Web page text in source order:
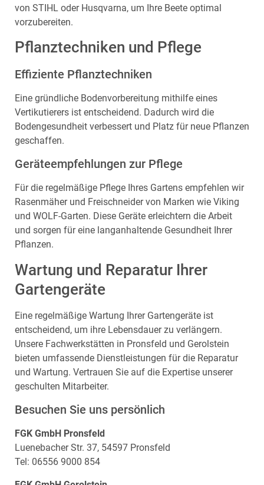
von STIHL oder Husqvarna, um Ihre Beete optimal
vorzubereiten.
Pflanztechniken und Pflege
Effiziente Pflanztechniken
Eine gründliche Bodenvorbereitung mithilfe eines
Vertikutierers ist entscheidend. Dadurch wird die
Bodengesundheit verbessert und Platz für neue Pflanzen
geschaffen.
Geräteempfehlungen zur Pflege
Für die regelmäßige Pflege Ihres Gartens empfehlen wir
Rasenmäher und Freischneider von Marken wie Viking
und WOLF-Garten. Diese Geräte erleichtern die Arbeit
und sorgen für eine langanhaltende Gesundheit Ihrer
Pflanzen.
Wartung und Reparatur Ihrer
Gartengeräte
Eine regelmäßige Wartung Ihrer Gartengeräte ist
entscheidend, um ihre Lebensdauer zu verlängern.
Unsere Fachwerkstätten in Pronsfeld und Gerolstein
bieten umfassende Dienstleistungen für die Reparatur
und Wartung. Vertrauen Sie auf die Expertise unserer
geschulten Mitarbeiter.
Besuchen Sie uns persönlich
FGK GmbH Pronsfeld
Luenebacher Str. 37, 54597 Pronsfeld
Tel: 06556 9000 854